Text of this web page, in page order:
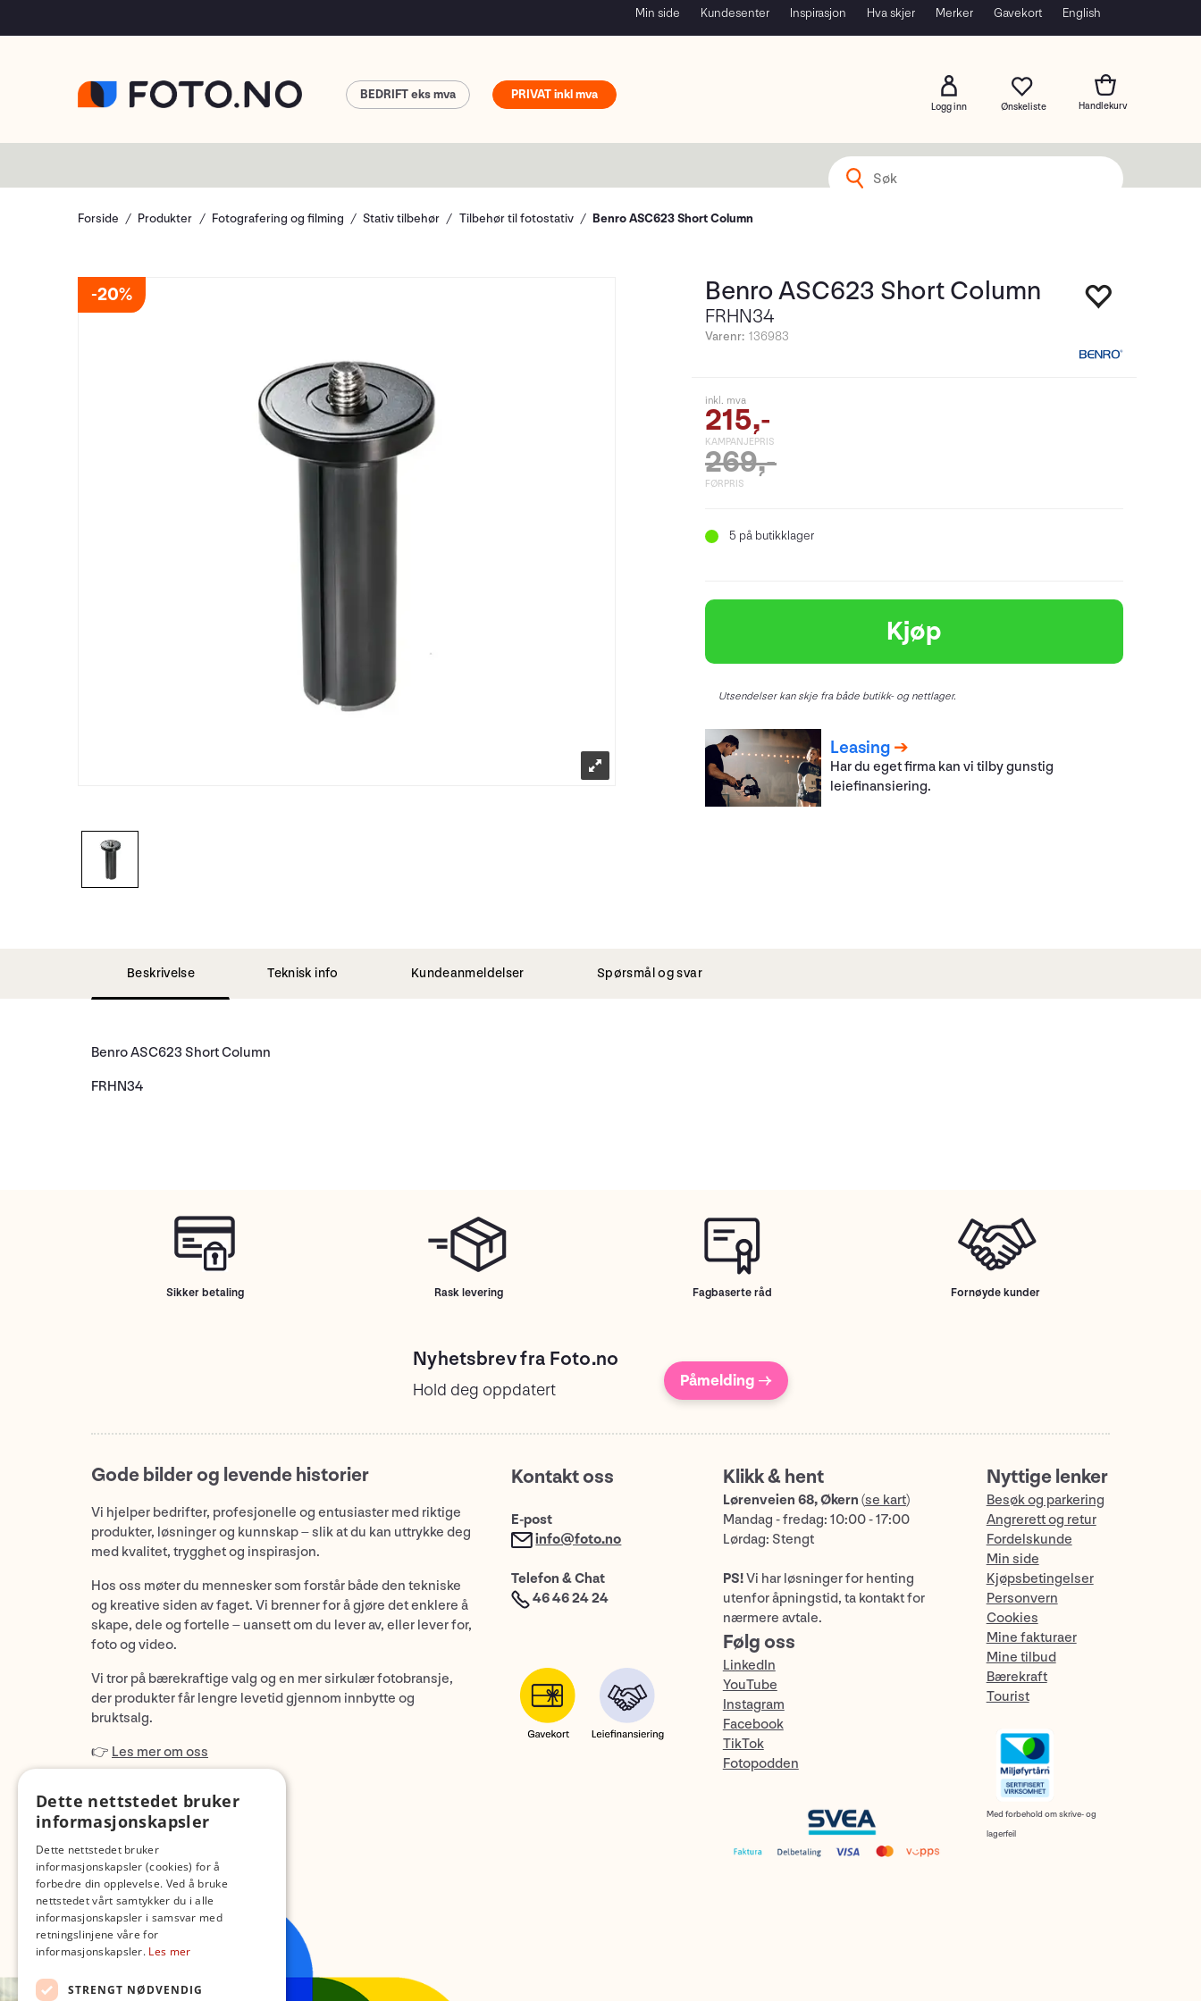
Min side Kundesenter Inspirasjon Hva skjer Merker Gavekort English
Logg inn
PRIVAT
BEDRIFT
Forside Produkter Fotografering og filming Stativ tilbehør Tilbehør til fotostativ Benro ASC623 Short Column
20% Benro ASC623 Short Column
FRHN34
Varenr: 136983
inkl. mva
215,-
KAMPANJEPRIS
269,-
FØRPRIS
5 på butikklager
Kjøp
Utsendelser kan skje fra både butikk- og nettlager.
Leasing
Har du eget firma kan vi tilby gunstig
leiefinansiering.
Beskrivelse Teknisk info Kundeanmeldelser Spørsmål og svar
Benro ASC623 Short Column
FRHN34
Sikker betaling Rask levering Fagbaserte råd Fornøyde kunder
Nyhetsbrev fra Foto.no
Hold deg oppdatert Påmelding →
Gode bilder og levende historier
Vi hjelper bedrifter, profesjonelle og entusiaster med riktige
produkter, løsninger og kunnskap – slik at du kan uttrykke deg
med kvalitet, trygghet og inspirasjon.
Hos oss møter du mennesker som forstår både den tekniske
og kreative siden av faget. Vi brenner for å gjøre det enklere å
skape, dele og fortelle – uansett om du lever av, eller lever for,
foto og video.
Vi tror på bærekraftige valg og en mer sirkulær fotobransje,
der produkter får lengre levetid gjennom innbytte og
bruktsalg.
👉 Les mer om oss
Kontakt oss
E-post
info@foto.no
Telefon & Chat
46 46 24 24
Klikk & hent
Lørenveien 68, Økern (se kart)
Mandag - fredag: 10:00 - 17:00
Lørdag: Stengt
PS!Vi har løsninger for henting
utenfor åpningstid, ta kontakt for
nærmere avtale.
Følg oss
LinkedIn
YouTube
Instagram
Facebook
TikTok
Fotopodden
Nyttige lenker
Besøk og parkering
Angrerett og retur
Fordelskunde
Min side
Kjøpsbetingelser
Personvern
Cookies
Mine fakturaer
Mine tilbud
Bærekraft
Tourist
Med forbehold om skrive- og
lagerfeil
Dette nettstedet bruker
informasjonskapsler
Dette nettstedet bruker
informasjonskapsler (cookies) for å
forbedre din opplevelse. Ved å bruke
nettstedet vårt samtykker du i alle
informasjonskapsler i samsvar med
retningslinjene våre for
informasjonskapsler. Les mer
STRENGT NØDVENDIG